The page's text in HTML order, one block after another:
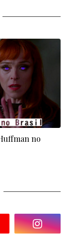
no